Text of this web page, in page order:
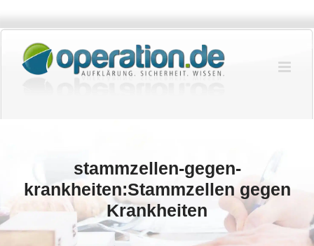
springen
stammzellen-gegen-
krankheiten:Stammzellen gegen
Krankheiten